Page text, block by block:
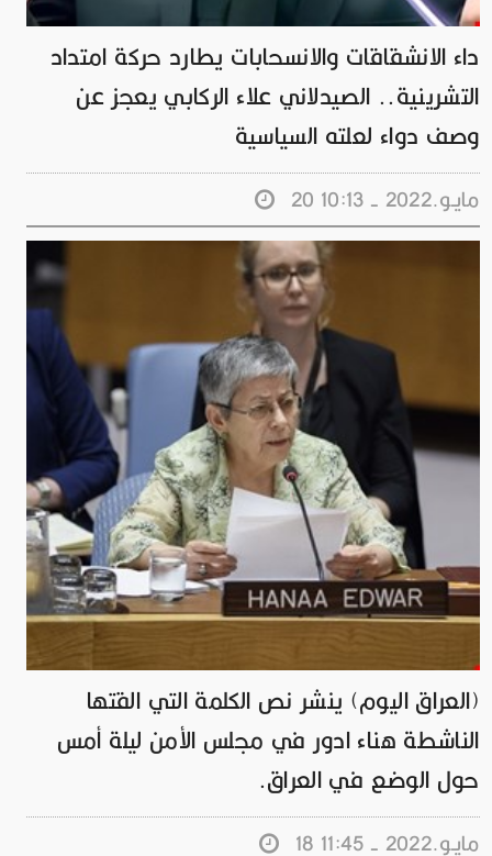
داء الانشقاقات والانسحابات يطارد حركة امتداد
التشرينية.. الصيدلاني علاء الركابي يعجز عن
وصف دواء لعلته السياسية
20 مايـو.2022 - 10:13
(العراق اليوم) ينشر نص الكلمة التي القتها
الناشطة هناء ادور في مجلس الأمن ليلة أمس
حول الوضع في العراق.
18 مايـو.2022 - 11:45